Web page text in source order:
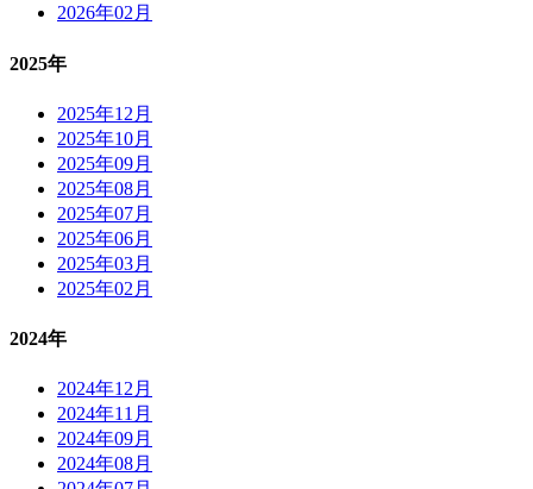
2026年02月
2025年
2025年12月
2025年10月
2025年09月
2025年08月
2025年07月
2025年06月
2025年03月
2025年02月
2024年
2024年12月
2024年11月
2024年09月
2024年08月